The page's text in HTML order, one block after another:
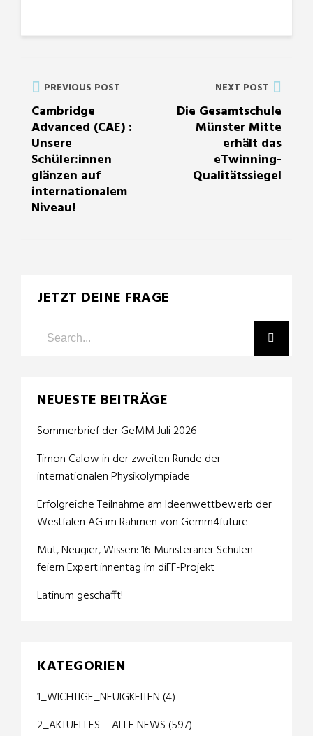
PREVIOUS POST
Cambridge
Advanced (CAE) :
Unsere
Schüler:innen
glänzen auf
internationalem
Niveau!
NEXT POST
Die Gesamtschule
Münster Mitte
erhält das
eTwinning-
Qualitätssiegel
JETZT DEINE FRAGE
NEUESTE BEITRÄGE
Sommerbrief der GeMM Juli 2026
Timon Calow in der zweiten Runde der
internationalen Physikolympiade
Erfolgreiche Teilnahme am Ideenwettbewerb der
Westfalen AG im Rahmen von Gemm4future
Mut, Neugier, Wissen: 16 Münsteraner Schulen
feiern Expert:innentag im diFF-Projekt
Latinum geschafft!
KATEGORIEN
1_WICHTIGE_NEUIGKEITEN (4)
2_AKTUELLES – ALLE NEWS (597)